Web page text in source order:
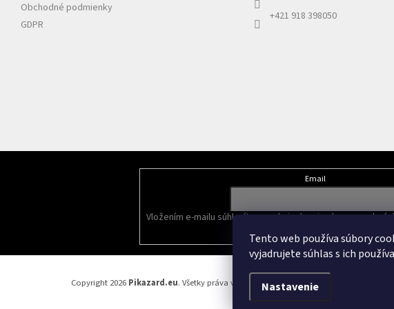
Tento web používa súbory
vyjadrujete súhlas s ich
Nastavenie
Obchodné podmienky
GDPR
+421 918 398050
Email
Vložením e-mailu súhlasíte spodmienkami ochrany
Copyright 2026 Pikazard.eu. Všetky práva vyhradené.